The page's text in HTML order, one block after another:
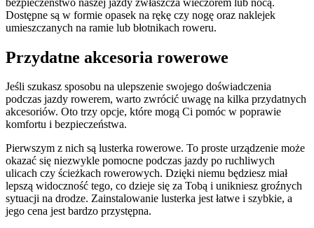
Dostępne są w formie opasek na rękę czy nogę oraz naklejek
umieszczanych na ramie lub błotnikach roweru.
Przydatne akcesoria rowerowe
Jeśli szukasz sposobu na ulepszenie swojego doświadczenia
podczas jazdy rowerem, warto zwrócić uwagę na kilka przydatnych
akcesoriów. Oto trzy opcje, które mogą Ci pomóc w poprawie
komfortu i bezpieczeństwa.
Pierwszym z nich są lusterka rowerowe. To proste urządzenie może
okazać się niezwykle pomocne podczas jazdy po ruchliwych
ulicach czy ścieżkach rowerowych. Dzięki niemu będziesz miał
lepszą widoczność tego, co dzieje się za Tobą i unikniesz groźnych
sytuacji na drodze. Zainstalowanie lusterka jest łatwe i szybkie, a
jego cena jest bardzo przystępna.